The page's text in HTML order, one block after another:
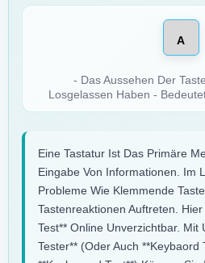
A
- Das Aussehen Der
Losgelassen Haben -
Eine Tastatur Ist Das Primäre
Eingabe Von Informationen. Im
Probleme Wie Klemmende
Tastenreaktionen Auftreten.
Test** Online Unverzichtbar. Mit
Tester** (oder Auch **keybaord